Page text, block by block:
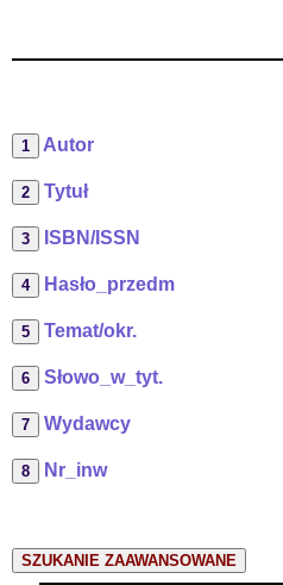
Autor
Tytuł
ISBN/ISSN
Hasło_przedm
Temat/okr.
Słowo_w_tyt.
Wydawcy
Nr_inw